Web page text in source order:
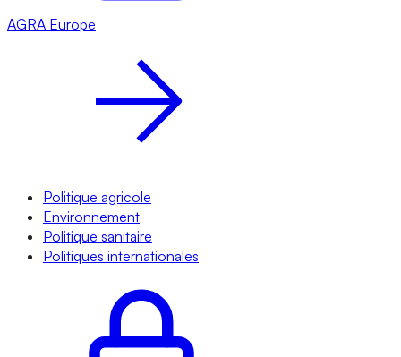
AGRA Europe
Politique agricole
Environnement
Politique sanitaire
Politiques internationales